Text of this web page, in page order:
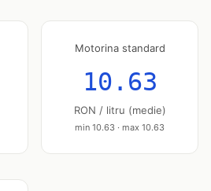
Motorina standard
10.63
RON / litru (medie)
min 10.63 · max 10.63